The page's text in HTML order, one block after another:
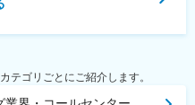
テゴリごとにご紹介します。